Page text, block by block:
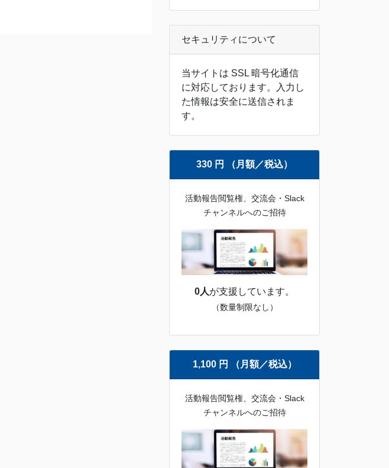
セキュリティについて
当サイトは SSL 暗号化通信
に対応しております。入力し
た情報は安全に送信されま
す。
330 円 （月額／税込）
活動報告閲覧権、交流会・Slack
チャンネルへのご招待
0人が支援しています。
（数量制限なし）
1,100 円 （月額／税込）
活動報告閲覧権、交流会・Slack
チャンネルへのご招待